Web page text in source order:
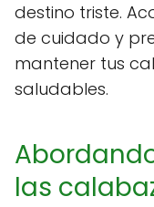
destino triste.
de cuidado y
mantener tus
saludables.
las